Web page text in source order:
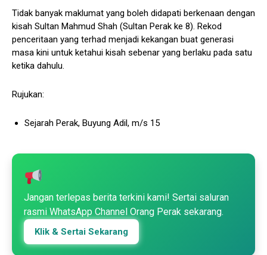
Tidak banyak maklumat yang boleh didapati berkenaan dengan
kisah Sultan Mahmud Shah (Sultan Perak ke 8). Rekod
penceritaan yang terhad menjadi kekangan buat generasi
masa kini untuk ketahui kisah sebenar yang berlaku pada satu
ketika dahulu.
Rujukan:
Sejarah Perak, Buyung Adil, m/s 15
Jangan terlepas berita terkini kami! Sertai saluran
rasmi WhatsApp Channel Orang Perak sekarang.
Klik & Sertai Sekarang